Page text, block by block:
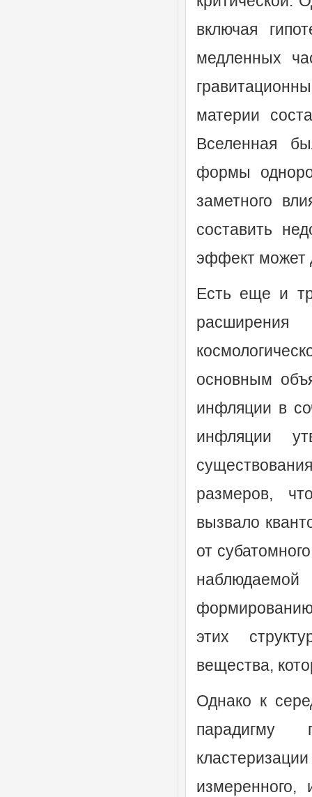
включая
медленных
материи
Вселенная
формы
заметного
составить
эффект может
Есть еще и
основным
инфляции в
инфляции
размеров,
вызвало
от
этих
вещества,
Однако к
парадигму